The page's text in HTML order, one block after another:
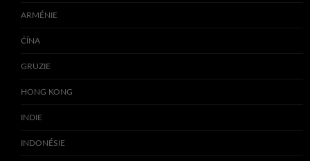
ARMÉNIE
ČÍNA
GRUZIE
HONG KONG
INDIE
INDONÉSIE